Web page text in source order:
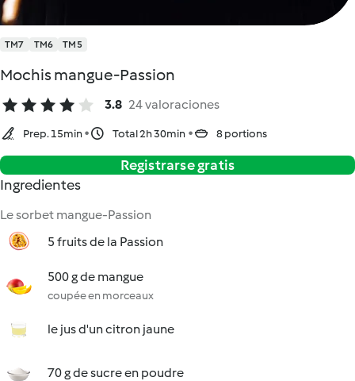
TM7 TM6 TM5
Mochis mangue-Passion
3.8 24 valoraciones
Prep. 15min Total 2h 30min 8 portions
Registrarse gratis
Ingredientes
Le sorbet mangue-Passion
5 fruits de la Passion
500 g de mangue
coupée en morceaux
le jus d'un citron jaune
70 g de sucre en poudre